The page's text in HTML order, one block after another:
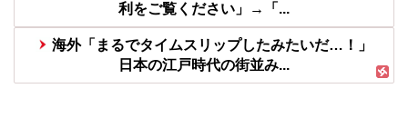
利をご覧ください」→「...
海外「まるでタイムスリップしたみたいだ…！」
日本の江戸時代の街並み...